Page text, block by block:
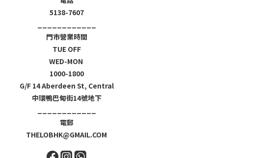
5138-7607
門市營業時間
TUE OFF
WED-MON
1000-1800
G/F 14 Aberdeen St, Central
中環鴨巴甸街14號地下
電郵
THELOBHK@GMAIL.COM